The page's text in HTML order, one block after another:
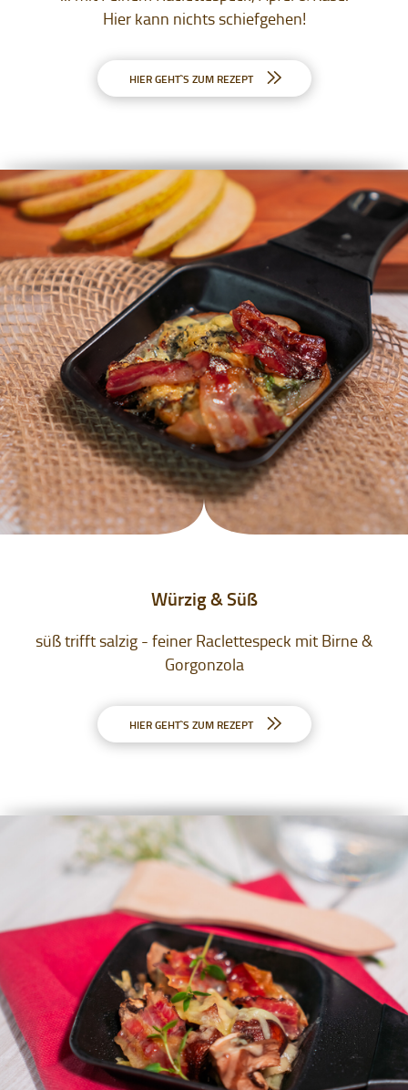
Hier kann nichts schiefgehen!
HIER GEHT`S ZUM REZEPT
Würzig & Süß
süß trifft salzig - feiner Raclettespeck mit Birne &
Gorgonzola
HIER GEHT`S ZUM REZEPT